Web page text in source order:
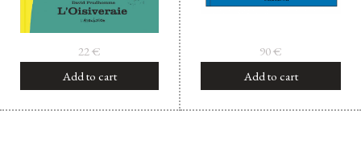
22€
Add to cart
90€
Add to cart